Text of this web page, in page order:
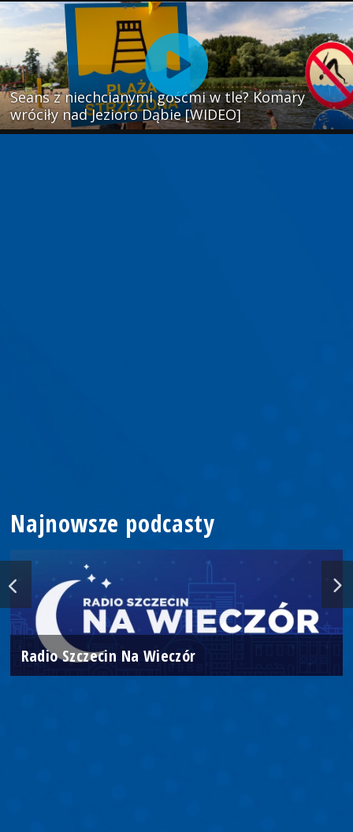
Seans z niechcianymi gośćmi w tle? Komary
wróciły nad Jezioro Dąbie [WIDEO]
Najnowsze podcasty
Radio Szczecin Na Wieczór